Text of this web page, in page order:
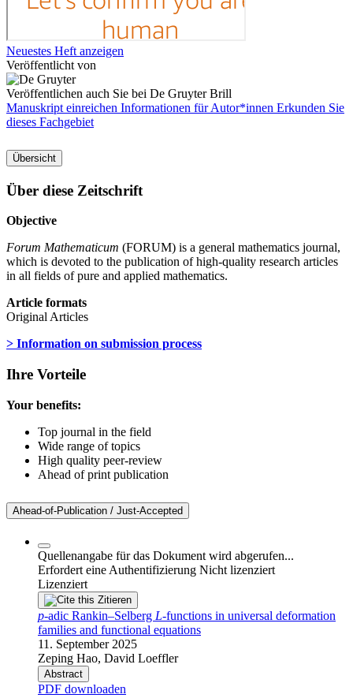
Neuestes Heft anzeigen
Veröffentlicht von
Veröffentlichen auch Sie bei De Gruyter Brill
Manuskript einreichen Informationen für Autor*innen Erkunden Sie
dieses Fachgebiet
Übersicht
Über diese Zeitschrift
Objective
Forum Mathematicum (FORUM) is a general mathematics journal,
which is devoted to the publication of high-quality research articles
in all fields of pure and applied mathematics.
Article formats
Original Articles
> Information on submission process
Ihre Vorteile
Your benefits:
Top journal in the field
Wide range of topics
High quality peer-review
Ahead of print publication
Ahead-of-Publication / Just-Accepted
Quellenangabe für das Dokument wird abgerufen...
Erfordert eine Authentifizierung Nicht lizenziert
Lizenziert
Zitieren
p-adic Rankin–Selberg L-functions in universal deformation
families and functional equations
11. September 2025
Zeping Hao, David Loeffler
Abstract
PDF downloaden